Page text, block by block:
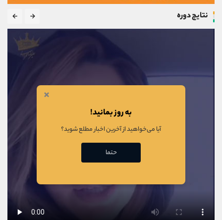
نتایج دوره
×
به روز بمانید!
آیا می‌خواهید از آخرین اخبار مطلع شوید؟
حتما